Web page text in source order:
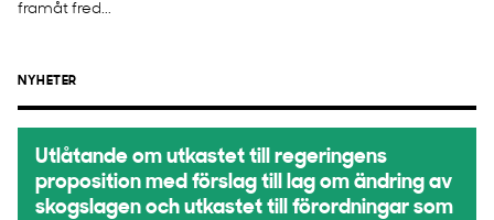
framåt fred...
NYHETER
Utlåtande om utkastet till regeringens
proposition med förslag till lag om ändring av
skogslagen och utkastet till förordningar som